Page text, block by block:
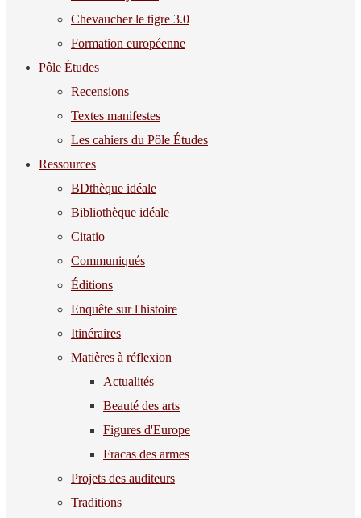
Chevaucher le tigre 3.0
Formation européenne
Pôle Études
Recensions
Textes manifestes
Les cahiers du Pôle Études
Ressources
BDthèque idéale
Bibliothèque idéale
Citatio
Communiqués
Éditions
Enquête sur l'histoire
Itinéraires
Matières à réflexion
Actualités
Beauté des arts
Figures d'Europe
Fracas des armes
Projets des auditeurs
Traditions